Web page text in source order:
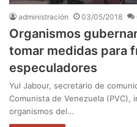
administración 03/05/2018
Organismos
tomar medidas para
especuladores
Yul Jabour, secretario de
Comunista de Venezuela (PVC),
organismos del…